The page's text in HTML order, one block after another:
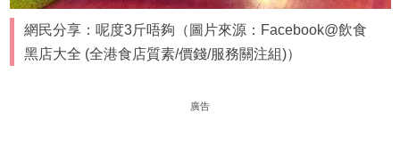
網民分享：呢度3斤唔夠（圖片來源：Facebook@飲食
黑店大全 (全港食店質素/價錢/服務關注組)）
廣告